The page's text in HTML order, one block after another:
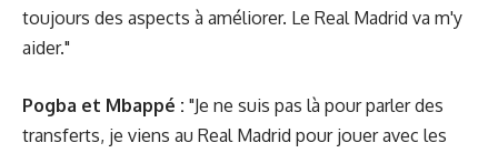
toujours des aspects à améliorer. Le Real Madrid va m'y
aider."
Pogba et Mbappé : "Je ne suis pas là pour parler des
transferts, je viens au Real Madrid pour jouer avec les